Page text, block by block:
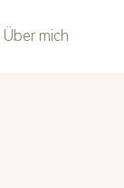
Über mich